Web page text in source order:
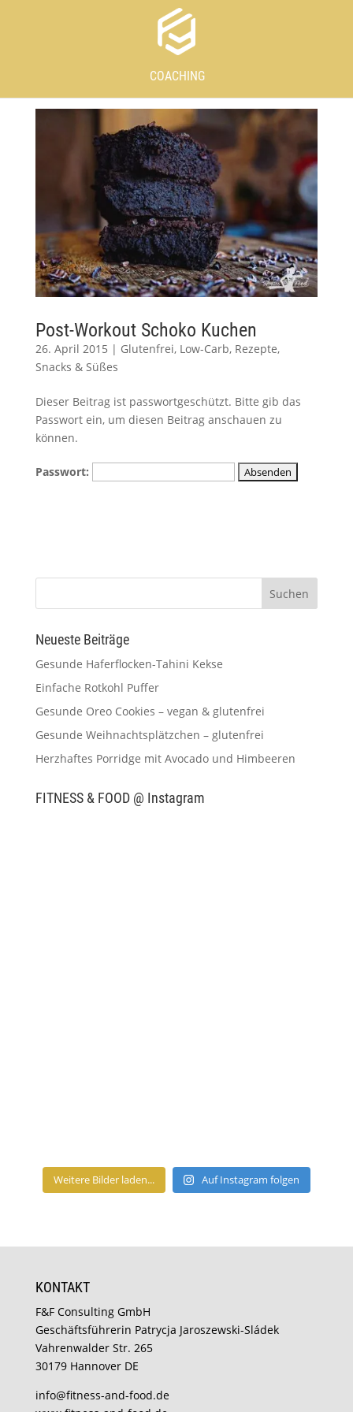
COACHING
Post-Workout Schoko Kuchen
26. April 2015 | Glutenfrei, Low-Carb, Rezepte,
Snacks & Süßes
Dieser Beitrag ist passwortgeschützt. Bitte gib das
Passwort ein, um diesen Beitrag anschauen zu
können.
Passwort:
Neueste Beiträge
Gesunde Haferflocken-Tahini Kekse
Einfache Rotkohl Puffer
Gesunde Oreo Cookies – vegan & glutenfrei
Gesunde Weihnachtsplätzchen – glutenfrei
Herzhaftes Porridge mit Avocado und Himbeeren
FITNESS & FOOD @ Instagram
Weitere Bilder laden... Auf Instagram folgen
KONTAKT
F&F Consulting GmbH
Geschäftsführerin Patrycja Jaroszewski-Sládek
Vahrenwalder Str. 265
30179 Hannover DE
info@fitness-and-food.de